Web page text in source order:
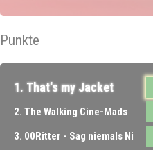
Punkte
1. That's my Jacket
2. The Walking Cine-Mads
3. 00Ritter - Sag niemals Ni